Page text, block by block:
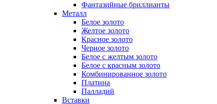
Фантазийные бриллианты
Металл
Белое золото
Желтое золото
Красное золото
Черное золото
Белое с желтым золото
Белое с красным золото
Комбинированное золото
Платина
Палладий
Вставки